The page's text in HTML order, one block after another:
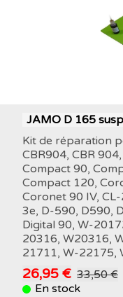
JAMO D 165
Kit de réparation
CBR904, CBR
Compact 90,
Compact 120,
Coronet 90 IV,
3e, D-590, D590,
Digital 90, W-
20316, W20316,
21711, W-22175,
26,95 € 33,50 €
En stock